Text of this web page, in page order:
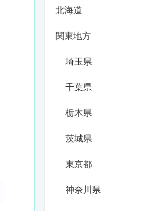
北海道
関東地方
埼玉県
千葉県
栃木県
茨城県
東京都
神奈川県